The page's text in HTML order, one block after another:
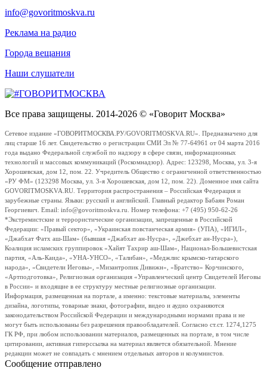
info@govoritmoskva.ru
Реклама на радио
Города вещания
Наши слушатели
Все права защищены. 2014-2026 © «Говорит Москва»
Сетевое издание «ГОВОРИТМОСКВА.РУ/GOVORITMOSKVA.RU». Предназначено для
лиц старше 16 лет. Свидетельство о регистрации СМИ Эл № 77-64961 от 04 марта 2016
года выдано Федеральной службой по надзору в сфере связи, информационных
технологий и массовых коммуникаций (Роскомнадзор). Адрес: 123298, Москва, ул. 3-я
Хорошевская, дом 12, пом. 22. Учредитель Общество с ограниченной ответственностью
«РУ ФМ» (123298 Москва, ул. 3-я Хорошевская, дом 12, пом. 22). Доменное имя сайта
GOVORITMOSKVA.RU. Территория распространения – Российская Федерация и
зарубежные страны. Языки: русский и английский. Главный редактор Бабаян Роман
Георгиевич. Email: info@govoritmoskva.ru. Номер телефона: +7 (495) 950-62-26
*Экстремистские и террористические организации, запрещенные в Российской
Федерации: «Правый сектор», «Украинская повстанческая армия» (УПА), «ИГИЛ»,
«Джабхат Фатх аш-Шам» (бывшая «Джабхат ан-Нусра», «Джебхат ан-Нусра»),
Коалиция исламских группировок «Хайят Тахрир аш-Шам», Национал-Большевистская
партия, «Аль-Каида», «УНА-УНСО», «Талибан», «Меджлис крымско-татарского
народа», «Свидетели Иеговы», «Мизантропик Дивижн», «Братство» Корчинского,
«Артподготовка», Религиозная организация «Управленческий центр Свидетелей Иеговы
в России» и входящие в ее структуру местные религиозные организации.
Информация, размещенная на портале, а именно: текстовые материалы, элементы
дизайна, логотипы, товарные знаки, фотографии, видео и аудио охраняются
законодательством Российской Федерации и международными нормами права и не
могут быть использованы без разрешения правообладателей. Согласно ст.ст. 1274,1275
ГК РФ, при любом использовании материалов, размещенных на портале, в том числе
цитировании, активная гиперссылка на материал является обязательной. Мнение
редакции может не совпадать с мнением отдельных авторов и колумнистов.
Сообщение отправлено